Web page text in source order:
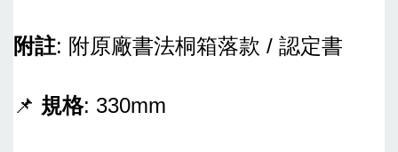
附註: 附原廠書法桐箱落款 / 認定書
📌 規格: 330mm